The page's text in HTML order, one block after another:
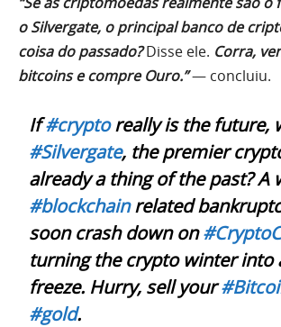
o Silvergate, o principal banco de
coisa do passado?Disse ele. Corra,
bitcoins e compre Ouro.”— concluiu.
If#cryptoreally is the future,
#Silvergate, the premier
already a thing of the past? A
#blockchainrelated
soon crash down on
turning the crypto winter into
freeze. Hurry, sell your
#gold.